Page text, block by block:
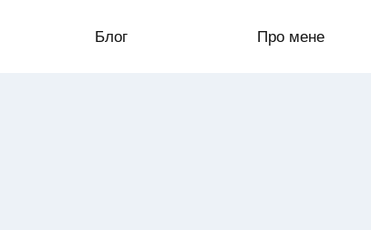
Блог Про мене